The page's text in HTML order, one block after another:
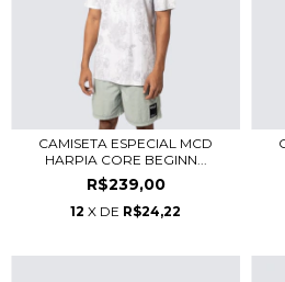
CAMISETA ESPECIAL MCD
HARPIA CORE BEGINN...
R$239,00
12 X DE R$24,22